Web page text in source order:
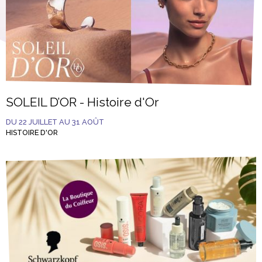
SOLEIL D’OR - Histoire d'Or
DU 22 JUILLET AU 31 AOÛT
HISTOIRE D'OR